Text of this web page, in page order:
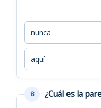
nunca
aquí
8 ¿Cuál es la